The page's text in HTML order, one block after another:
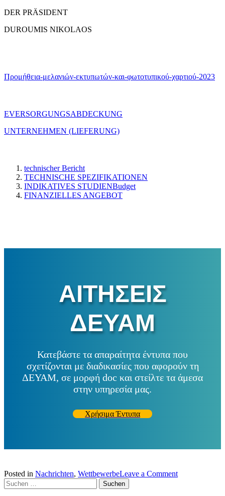
DER PRÄSIDENT
DUROUMIS NIKOLAOS
Προμήθεια-μελανιών-εκτυπωτών-και-φωτοτυπικού-χαρτιού-2023
ΕVERSORGUNGSABDECKUNG
UNTERNEHMEN (LIEFERUNG)
technischer Bericht
TECHNISCHE SPEZIFIKATIONEN
INDIKATIVES STUDIENBudget
FINANZIELLES ANGEBOT
ΑΙΤΗΣΕΙΣ
ΔΕΥΑΜ
Κατεβάστε τα απαραίτητα έντυπα που
σχετίζονται με διαδικασίες που αφορούν τη
ΔΕΥΑΜ, σε μορφή doc και στείλτε τα άμεσα
στην υπηρεσία μας.
Χρήσιμα Έντυπα
Posted in Nachrichten, WettbewerbeLeave a Commenton
Suchen
nach: